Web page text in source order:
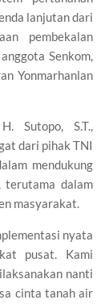
lanjutan dari
pembekalan
Senkom,
Yonmarhanlan
Sutopo, S.T.,
dari pihak TNI
mendukung
terutama dalam
masyarakat.
nyata
pusat. Kami
nanti
cinta tanah air